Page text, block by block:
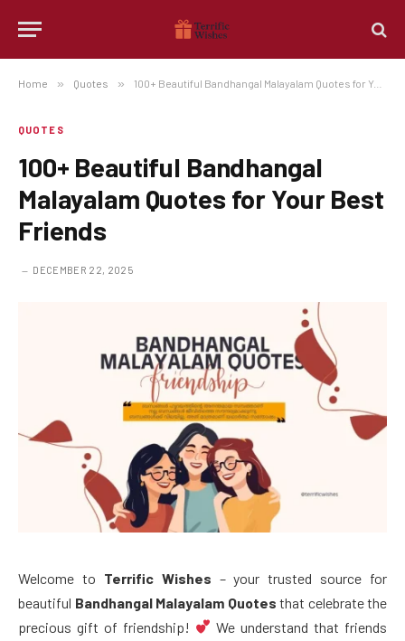
Home » Quotes » 100+ Beautiful Bandhangal Malayalam Quotes for Your Best Friends
QUOTES
100+ Beautiful Bandhangal
Malayalam Quotes for Your Best
Friends
DECEMBER 22, 2025
Welcome to Terrific Wishes – your trusted source for
beautiful Bandhangal Malayalam Quotes that celebrate the
precious gift of friendship!
We understand that friends